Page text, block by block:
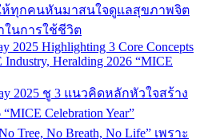
ให้ทุกคนหันมาสนใจดูแลสุขภาพจิต
นการใช้ชีวิต
2025 Highlighting 3 Core Concepts
Heralding 2026 “MICE
2025 ชู 3 แนวคิดหลักหัวใจสร้าง
Celebration Year”
Tree, No Breath, No Life” เพราะ